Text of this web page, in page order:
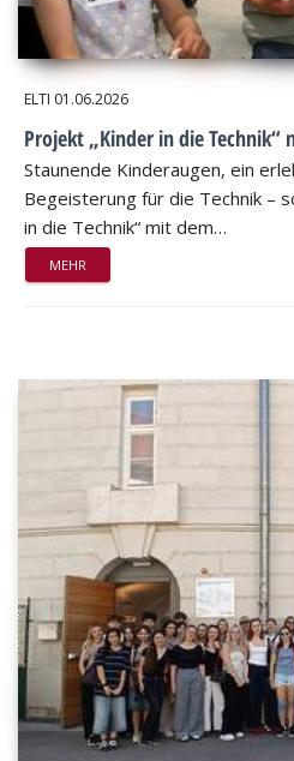
ELTI 01.06.2026
Projekt „Kinder in die
Staunende Kinderaugen, ein
Begeisterung für die Technik –
in die Technik“ mit dem…
MEHR